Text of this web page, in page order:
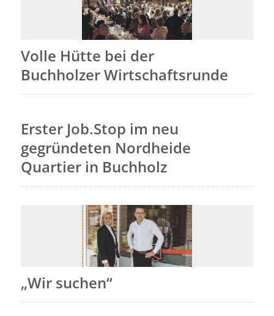
Volle Hütte bei der
Buchholzer Wirtschaftsrunde
Erster Job.Stop im neu
gegründeten Nordheide
Quartier in Buchholz
„Wir suchen“